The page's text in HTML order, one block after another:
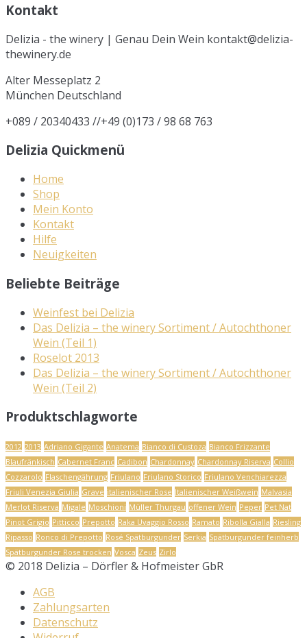
Kontakt
Delizia - the winery | Genau Dein Wein kontakt@delizia-
thewinery.de
Alter Messeplatz 2
München Deutschland
+089 / 20340433 //+49 (0)173 / 98 68 763
Delizia Quickmenü
Home
Shop
Mein Konto
Kontakt
Hilfe
Neuigkeiten
Beliebte Beiträge
Weinfest bei Delizia
Das Delizia – the winery Sortiment / Autochthoner
Wein (Teil 1)
Roselot 2013
Das Delizia – the winery Sortiment / Autochthoner
Wein (Teil 2)
Produktschlagworte
2012 2013 Adriano Gigante Anatema Bianco di Custoza Bianco Frizzante
Blaufränkisch Cabernet Franc Cadibon Chardonnay Chardonnay Riserva Collio
Cozzarolo Flaschengährung Friulano Friulano Storico Friulano Venchiarezza
Friuli Venezia Giulia Grave italienischer Rose Italienischer Weißwein Malvasia
Merlot Riserva Migale Moschioni Müller Thurgau offener Wein Peper Pet Nat
Pinot Grigio Pitticco Prepotto Raka Uvaggio Rosso Ramato Ribolla Gialla Riesling
Ripasso Ronco di Prepotto Rosé Spätburgunder Serkia Spätburgunder feinherb
Spätburgunder Rose trocken Vosca Zeus Zirlo
© 2018 Delizia – Dörfler & Hofmeister GbR
AGB
Zahlungsarten
Datenschutz